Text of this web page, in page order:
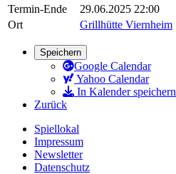
Termin-Ende
29.06.2025 22:00
Ort
Grillhütte Viernheim
Speichern
Google Calendar
Yahoo Calendar
In Kalender speichern
Zurück
Spiellokal
Impressum
Newsletter
Datenschutz